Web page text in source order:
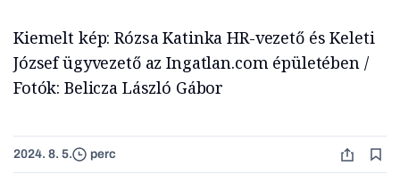
Kiemelt kép: Rózsa Katinka HR-vezető és Keleti
József ügyvezető az Ingatlan.com épületében /
Fotók: Belicza László Gábor
2024. 8. 5. perc